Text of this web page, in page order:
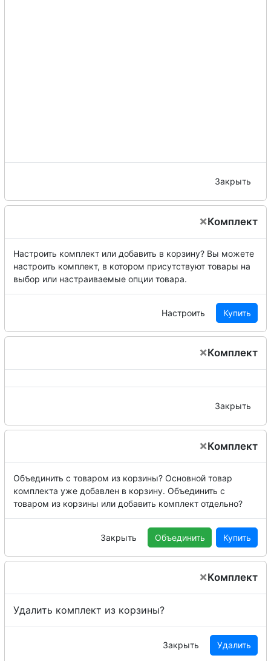
Закрыть
×Комплект
Настроить комплект или добавить в корзину? Вы можете
настроить комплект, в котором присутствуют товары на
выбор или настраиваемые опции товара.
Настроить Купить
×Комплект
Закрыть
×Комплект
Объединить с товаром из корзины? Основной товар
комплекта уже добавлен в корзину. Объединить с
товаром из корзины или добавить комплект отдельно?
Закрыть Объединить Купить
×Комплект
Удалить комплект из корзины?
Закрыть Удалить